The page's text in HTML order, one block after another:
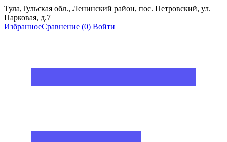
Тула,Тульская обл., Ленинский район, пос. Петровский, ул.
Парковая, д.7
ИзбранноеСравнение (0) Войти